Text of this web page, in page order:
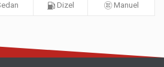
Dizel Manuel